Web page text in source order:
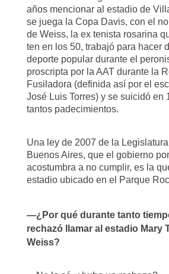
años mencionar al estadio de
se juega la Copa Davis, con el
de Weiss, la ex tenista rosarina
ten en los 50, trabajó para hacer
deporte popular durante el
proscripta por la AAT durante la
Fusiladora (definida así por el
José Luis Torres) y se suicidó en
tantos padecimientos.
Una ley de 2007 de la
Buenos Aires, que el gobierno
acostumbra a no cumplir, es la
estadio ubicado en el Parque
—¿Por qué durante tanto
rechazó llamar al estadio Mary
Weiss?